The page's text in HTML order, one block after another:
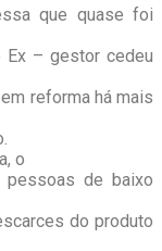
que quase foi
Ex – gestor cedeu
reforma há mais
o
pessoas de baixo
do produto